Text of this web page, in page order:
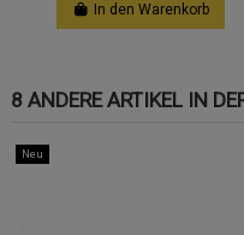
In den Warenkorb
8 ANDERE ARTIKEL IN
Neu